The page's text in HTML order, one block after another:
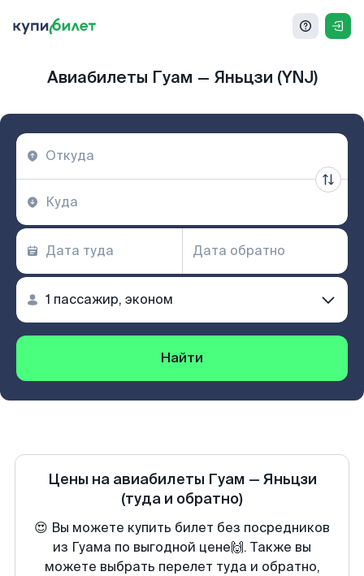
Авиабилеты Гуам — Яньцзи (YNJ)
Найти
Цены на авиабилеты Гуам — Яньцзи
(туда и обратно)
😍 Вы можете купить билет без посредников
из Гуама по выгодной цене🙌. Также вы
можете выбрать перелет туда и обратно,